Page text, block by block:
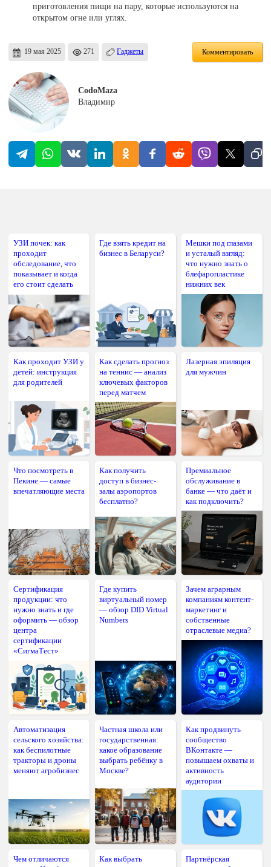
приготовления пищи на пару, которые используются на
открытом огне или углях.
19 мая 2025 271 Гаджеты Комментировать
CodoMaza
Владимир
УЗИ почек: как
проходит
обследование, что
показывает и когда
его стоит сделать
Где взять кредит на
бизнес в Беларуси?
Мешки под глазами
и усталый взгляд:
что нужно знать о
блефаропластике
нижних век
Как проходит УЗИ у
детей: инструкция
для родителей
Как сделать прогноз
на теннис — анализ
ключевых факторов
перед матчем
Лазерная эпиляция
для мужчин
Что посмотреть в
Пекине — самые
впечатляющие места
Как получить
доступ в бизнес-
залы аэропортов
бесплатно?
Премиальное
обслуживание в
банке — что даёт и
как подключить?
Сертификация
продукции: что
нужно знать и где
оформить — обзор
центра
сертификации
«СигмаТест»
Где купить
виртуальный номер
— обзор DID Virtual
Numbers
Зачем аграрным
компаниям контент-
маркетинг и
собственные
отраслевые медиа?
Автоматизация
сельского хозяйства:
как беспилотные
тракторы и дроны
меняют агробизнес
Частная школа или
государственная:
какое образование
выбрать ребёнку в
Москве?
Как продвинуть
сообщество
ВКонтакте —
повышаем охваты и
активность
аудитории
Чем отличаются
Как выбрать
Партнёрская